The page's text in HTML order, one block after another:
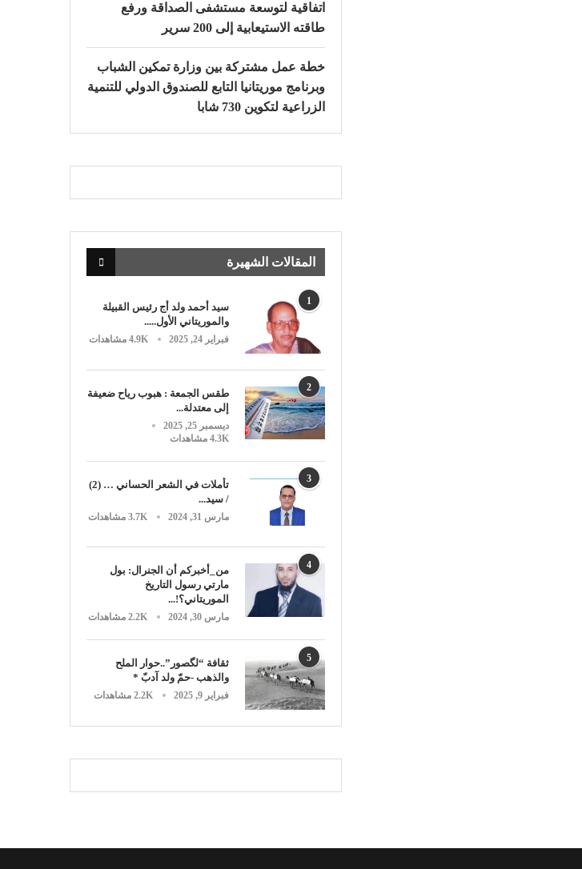
اتفاقية لتوسعة مستشفى الصداقة ورفع
طاقته الاستيعابية إلى 200 سرير
خطة عمل مشتركة بين وزارة تمكين الشباب
وبرنامج موريتانيا التابع للصندوق الدولي للتنمية
الزراعية لتكوين 730 شابا
المقالات الشهيرة
1
سيد أحمد ولد أج رئيس القبيلة
والموريتاني الأول.....
فبراير 24, 2025 4.9K مشاهدات
2
طقس الجمعة : هبوب رياح ضعيفة
إلى معتدلة...
ديسمبر 25, 2025
4.3K مشاهدات
3
تأملات في الشعر الحساني … (2)
/ سيد...
مارس 31, 2024 3.7K مشاهدات
4
من_أخبركم أن الجنرال: بول
مارتي رسول التاريخ
الموريتاني؟!...
مارس 30, 2024 2.2K مشاهدات
5
ثقافة “لگصور”..حوار الملح
والذهب -حمّ ولد آدبّ *
فبراير 9, 2025 2.2K مشاهدات